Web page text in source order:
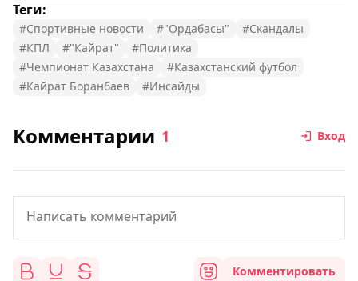
Теги:
#Спортивные новости #"Ордабасы"
#Скандалы
#КПЛ
#"Кайрат"
#Политика
#Чемпионат Казахстана
#Казахстанский футбол
#Кайрат Боранбаев
#Инсайды
Комментарии 1 Вход
Комментировать